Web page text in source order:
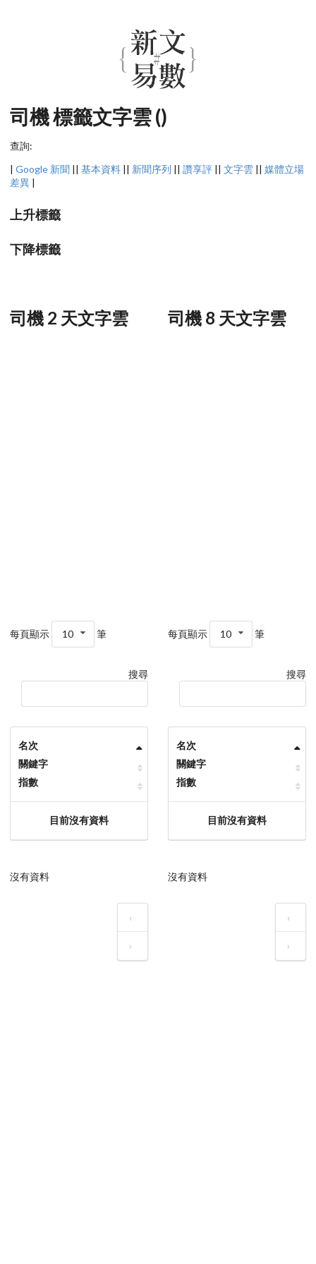
司機 標籤文字雲 ()
查詢:
| Google 新聞 || 基本資料 || 新聞序列 || 讚享評 || 文字雲 || 媒體立場
差異 |
上升標籤
下降標籤
司機 2 天文字雲
每頁顯示 10 筆
搜尋
名次
關鍵字
指數
目前沒有資料
沒有資料
‹
›
司機 8 天文字雲
每頁顯示 10 筆
搜尋
名次
關鍵字
指數
目前沒有資料
沒有資料
‹
›